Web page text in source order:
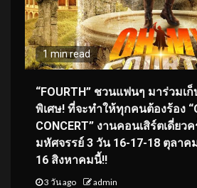
1 min read
“FOURTH” ชวนแฟนๆ มาร่วมเ
พิเศษ! ที่จะทำให้ทุกคนต้องร้อง
CONCERT” งานคอนเสิร์ตเดี่ยว
มหัศจรรย์ 3 วัน 16-17-18 ตุลา
16 สิงหาคมนี้!!
3 วัน ago admin